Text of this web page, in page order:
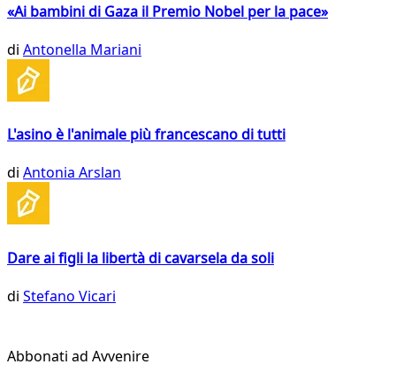
«Ai bambini di Gaza il Premio Nobel per la pace»
di Antonella Mariani
L'asino è l'animale più francescano di tutti
di Antonia Arslan
Dare ai figli la libertà di cavarsela da soli
di Stefano Vicari
Abbonati ad Avvenire